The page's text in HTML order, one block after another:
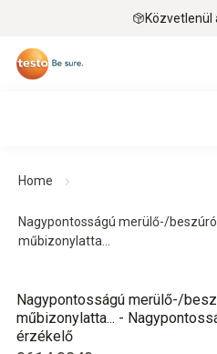
Közvetlenül
Home
Nagypontosságú merülő-/
műbizonylatta...
Nagypontosságú merülő-/
műbizonylatta... -
érzékelő